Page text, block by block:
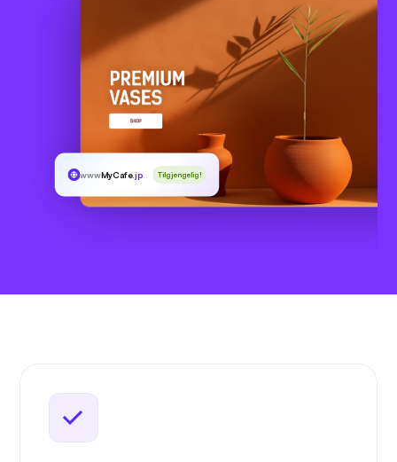
wwwMyCafe.jp Tilgjengelig!